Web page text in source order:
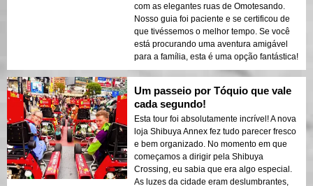
com as elegantes ruas de Omotesando.
Nosso guia foi paciente e se certificou de
que tivéssemos o melhor tempo. Se você
está procurando uma aventura amigável
para a família, esta é uma opção fantástica!
Um passeio por Tóquio que vale
cada segundo!
Esta tour foi absolutamente incrível! A nova
loja Shibuya Annex fez tudo parecer fresco
e bem organizado. No momento em que
começamos a dirigir pela Shibuya
Crossing, eu sabia que era algo especial.
As luzes da cidade eram deslumbrantes,